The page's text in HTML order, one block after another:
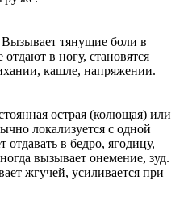
Вызывает тянущие боли в
в ногу, становятся
кашле, напряжении.
острая (колющая) или
локализуется с одной
отдавать в бедро, ягодицу,
вызывает онемение, зуд.
жгучей, усиливается при